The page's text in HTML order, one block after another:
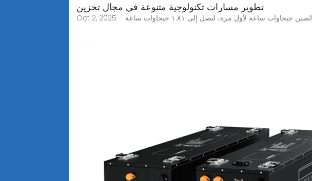
تطوير مسارات تكنولوجية متنوعة في مجال تخزين